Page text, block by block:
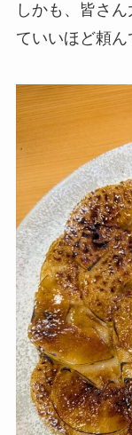
しかも、皆さ
ていいほど頼ん